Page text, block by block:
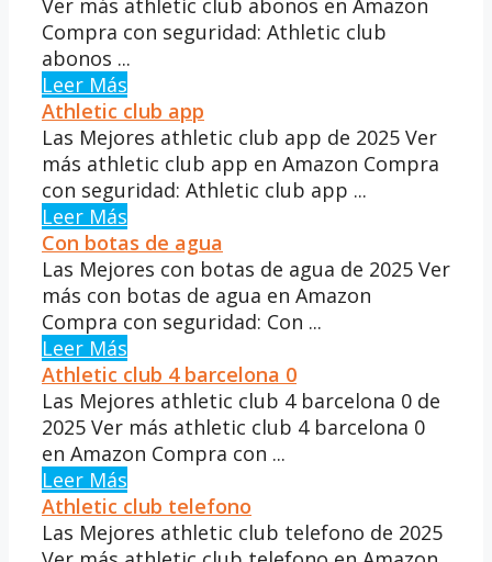
Compra con seguridad: Athletic club
abonos ...
Leer Más
Athletic club app
Las Mejores athletic club app de 2025 Ver
más athletic club app en Amazon Compra
con seguridad: Athletic club app ...
Leer Más
Con botas de agua
Las Mejores con botas de agua de 2025 Ver
más con botas de agua en Amazon
Compra con seguridad: Con ...
Leer Más
Athletic club 4 barcelona 0
Las Mejores athletic club 4 barcelona 0 de
2025 Ver más athletic club 4 barcelona 0
en Amazon Compra con ...
Leer Más
Athletic club telefono
Las Mejores athletic club telefono de 2025